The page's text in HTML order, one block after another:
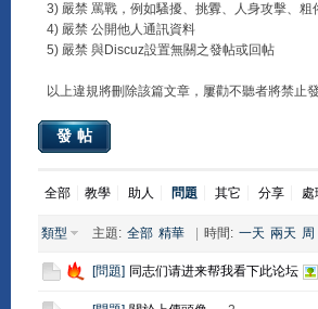
3) 嚴禁 罵戰，例如騷擾、挑釁、人身攻擊、
4) 嚴禁 公開他人通訊資料
5) 嚴禁 與Discuz設置無關之發帖或回帖
以上違規將刪除該篇文章，屢勸不聽者將禁止
發帖
全部 教學 助人 問題 其它 分享 處
類型 主題: 全部 精華 時間: 一天 兩天 周
[問題] 同志们请进来帮我看下此论坛